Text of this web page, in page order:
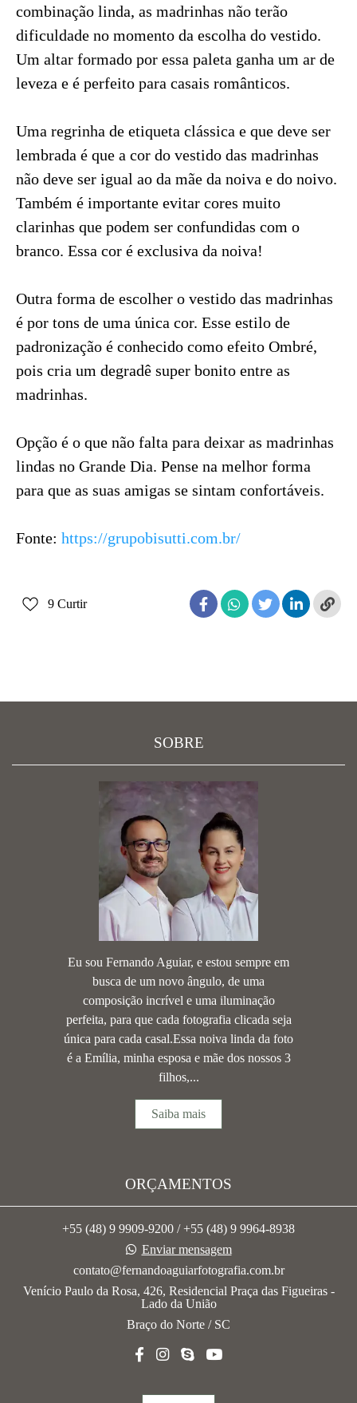
combinação linda, as madrinhas não terão
dificuldade no momento da escolha do vestido.
Um altar formado por essa paleta ganha um ar de
leveza e é perfeito para casais românticos.
Uma regrinha de etiqueta clássica e que deve ser
lembrada é que a cor do vestido das madrinhas
não deve ser igual ao da mãe da noiva e do noivo.
Também é importante evitar cores muito
clarinhas que podem ser confundidas com o
branco. Essa cor é exclusiva da noiva!
Outra forma de escolher o vestido das madrinhas
é por tons de uma única cor. Esse estilo de
padronização é conhecido como efeito Ombré,
pois cria um degradê super bonito entre as
madrinhas.
Opção é o que não falta para deixar as madrinhas
lindas no Grande Dia. Pense na melhor forma
para que as suas amigas se sintam confortáveis.
Fonte: https://grupobisutti.com.br/
9 Curtir
SOBRE
Eu sou Fernando Aguiar, e estou sempre em
busca de um novo ângulo, de uma
composição incrível e uma iluminação
perfeita, para que cada fotografia clicada seja
única para cada casal.Essa noiva linda da foto
é a Emília, minha esposa e mãe dos nossos 3
filhos,...
Saiba mais
ORÇAMENTOS
+55 (48) 9 9909-9200 / +55 (48) 9 9964-8938
Enviar mensagem
contato@fernandoaguiarfotografia.com.br
Venício Paulo da Rosa, 426, Residencial Praça das Figueiras -
Lado da União
Braço do Norte / SC